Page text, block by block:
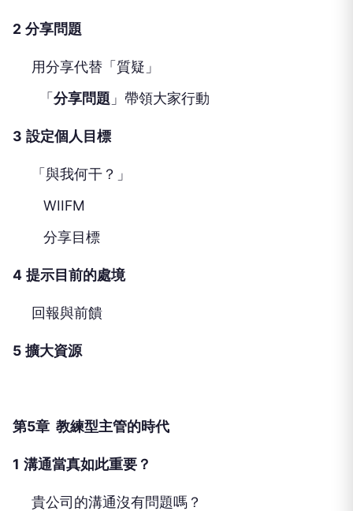
2 分享問題
用分享代替「質疑」
「 分享問題 」帶領大家行動
3 設定個人目標
「與我何干？」
WIIFM
分享目標
4 提示目前的處境
回報與前饋
5 擴大資源
第5章 教練型主管的時代
1 溝通當真如此重要？
貴公司的溝通沒有問題嗎？